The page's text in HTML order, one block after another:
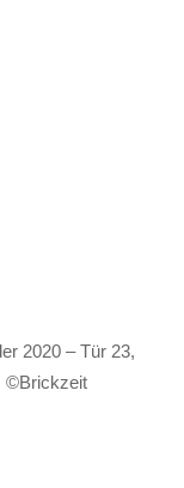
2020 – Tür 23,
©Brickzeit